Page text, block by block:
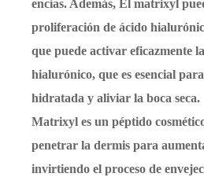
encías. Además, El matrixyl
proliferación de ácido
que puede activar eficazmente
hialurónico, que es esencial
hidratada y aliviar la boca seca.
Matrixyl es un péptido
penetrar la dermis para
invirtiendo el proceso de